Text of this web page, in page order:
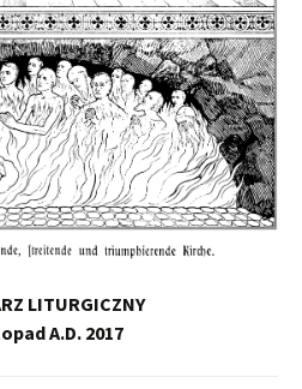
LITURGICZNY
A.D. 2017